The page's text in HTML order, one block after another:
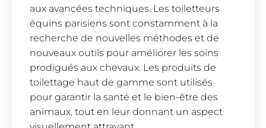
aux avancées techniques. Les toiletteurs
équins parisiens sont constamment à la
recherche de nouvelles méthodes et de
nouveaux outils pour améliorer les soins
prodigués aux chevaux. Les produits de
toilettage haut de gamme sont utilisés
pour garantir la santé et le bien-être des
animaux, tout en leur donnant un aspect